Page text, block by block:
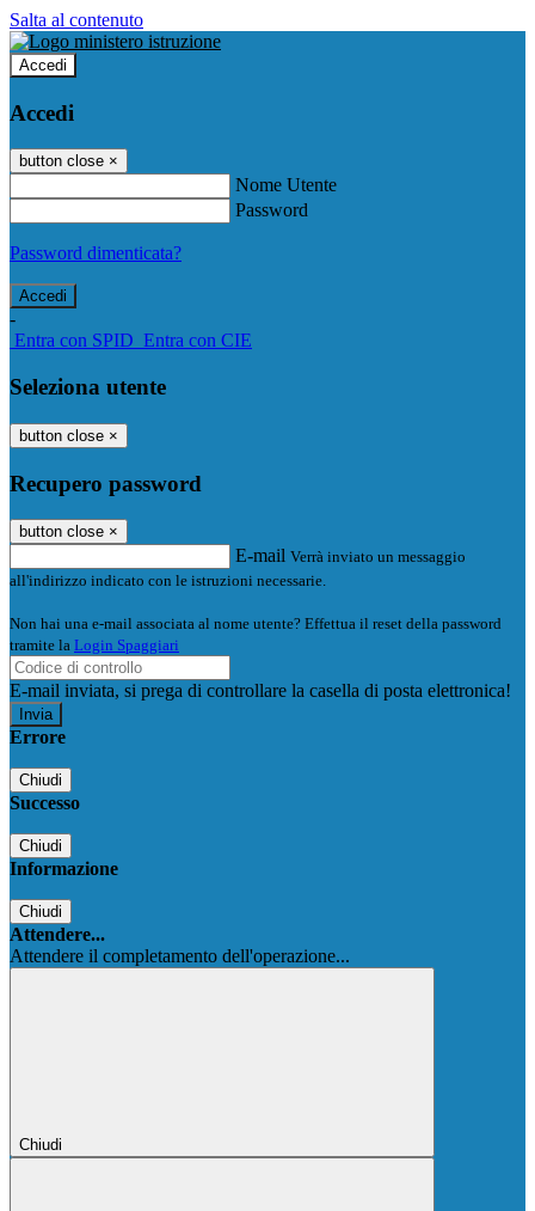
Salta al contenuto
Accedi
Accedi
button close ×
Nome Utente
Password
Password dimenticata?
-
Entra con SPID Entra con CIE
Seleziona utente
button close ×
Recupero password
button close ×
E-mail Verrà inviato un messaggio
all'indirizzo indicato con le istruzioni necessarie.
Non hai una e-mail associata al nome utente? Effettua il reset della password
tramite la Login Spaggiari
E-mail inviata, si prega di controllare la casella di posta elettronica!
Errore
Chiudi
Successo
Chiudi
Informazione
Chiudi
Attendere...
Attendere il completamento dell'operazione...
Chiudi